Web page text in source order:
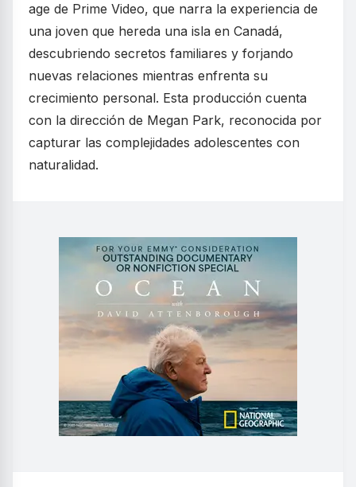
age de Prime Video, que narra la experiencia de
una joven que hereda una isla en Canadá,
descubriendo secretos familiares y forjando
nuevas relaciones mientras enfrenta su
crecimiento personal. Esta producción cuenta
con la dirección de Megan Park, reconocida por
capturar las complejidades adolescentes con
naturalidad.